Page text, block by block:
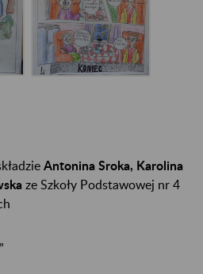
Antonina Sroka, Karolina
ze Szkoły Podstawowej nr 4